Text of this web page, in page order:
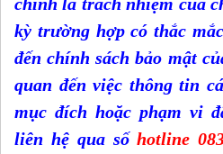
kỳ trường hợp có thắc
đến chính sách bảo mật
quan đến việc thông tin
mục đích hoặc phạm vi
liên hệ qua sốhotline